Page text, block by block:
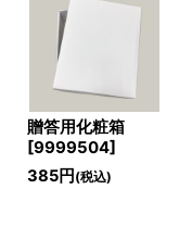
贈答用化粧箱
[9999504]
385円 (税込)